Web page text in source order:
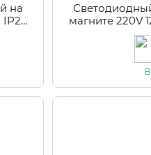
на
IP20
магните 220V